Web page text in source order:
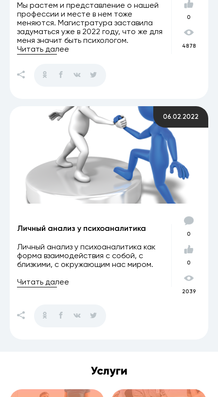
Мы растем и представление о нашей
профессии и месте в нем тоже
меняются. Магистратура заставила
задуматься уже в 2022 году, что же для
меня значит быть психологом.
Читать далее
0
4878
06.02.2022
Личный анализ у психоаналитика
Личный анализ у психоаналитика как
форма взаимодействия с собой, с
близкими, с окружающим нас миром.
Читать далее
0
0
2039
Услуги